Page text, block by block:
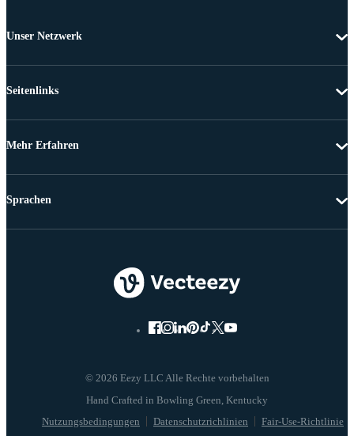
Unser Netzwerk
Seitenlinks
Mehr Erfahren
© 2026 Eezy LLC Alle Rechte vorbehalten
Nutzungsbedingungen Datenschutzrichlinien Fair-Use-Richtlinie
Sprachen